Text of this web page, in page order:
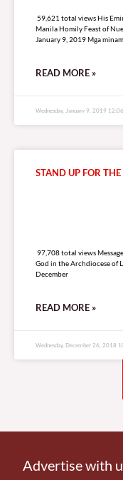
59,621 total views His
Manila Homily Feast of
January 9, 2019 Mga
READ MORE »
Wednesday, January 9, 2019
STAND UP FOR
97,708 total views
God in the Archdiocese of
December
READ MORE »
Wednesday, December 26, 2018
Advertise with